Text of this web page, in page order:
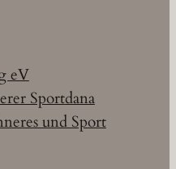
eV
Sportdana
und Sport